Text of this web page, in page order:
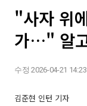
"사자 위
가…" 알
수정 2026-04-21 14:23
김준현 인턴 기자